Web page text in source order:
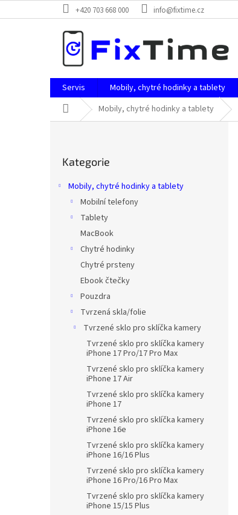
na
+420 703 668 000 info@fixtime.cz
Servis Mobily, chytré hodinky a tablety
Domů Mobily, chytré hodinky a tablety
kategorie
Kategorie
Mobily, chytré hodinky a tablety
Mobilní telefony
Tablety
MacBook
Chytré hodinky
Chytré prsteny
Ebook čtečky
Pouzdra
Tvrzená skla/folie
Tvrzené sklo pro sklíčka kamery
Tvrzené sklo pro sklíčka kamery
iPhone 17 Pro/17 Pro Max
Tvrzené sklo pro sklíčka kamery
iPhone 17 Air
Tvrzené sklo pro sklíčka kamery
iPhone 17
Tvrzené sklo pro sklíčka kamery
iPhone 16e
Tvrzené sklo pro sklíčka kamery
iPhone 16/16 Plus
Tvrzené sklo pro sklíčka kamery
iPhone 16 Pro/16 Pro Max
Tvrzené sklo pro sklíčka kamery
iPhone 15/15 Plus